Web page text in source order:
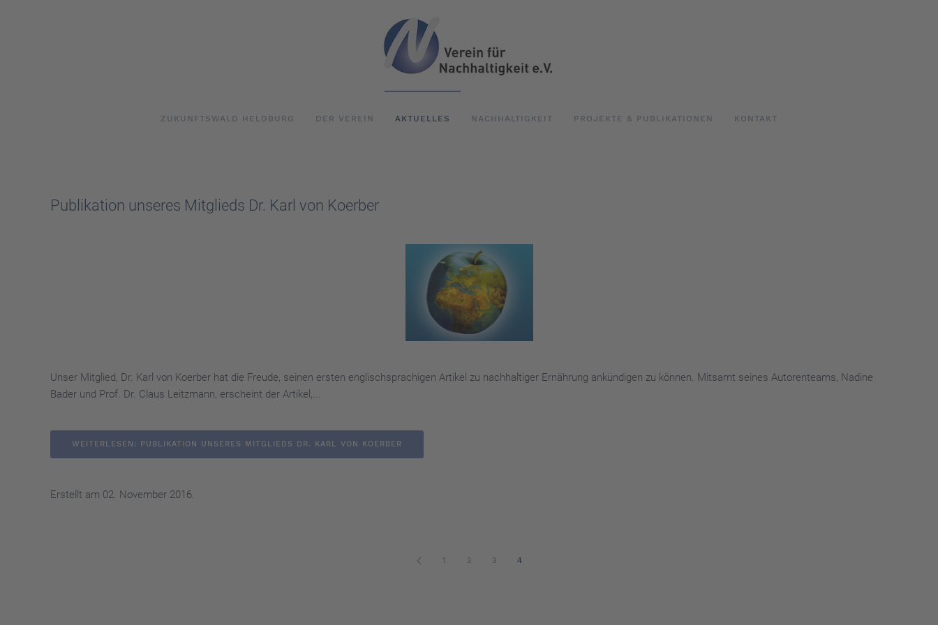
ZUKUNFTSWALD HELDBURG DER VEREIN AKTUELLES NACHHALTIGKEIT PROJEKTE & PUBLIKATIONEN KONTAKT
Publikation unseres Mitglieds Dr. Karl von Koerber
Unser Mitglied, Dr. Karl von Koerber hat die Freude, seinen ersten englischsprachigen Artikel zu nachhaltiger Ernährung ankündigen zu können. Mitsamt seines Autorenteams, Nadine
Bader und Prof. Dr. Claus Leitzmann, erscheint der Artikel,...
WEITERLESEN: PUBLIKATION UNSERES MITGLIEDS DR. KARL VON KOERBER
Erstellt am 02. November 2016.
1 2 3 4